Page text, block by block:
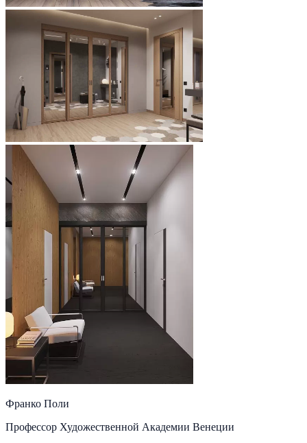
Франко Поли
Профессор Художественной Академии Венеции